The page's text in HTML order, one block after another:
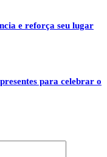
e reforça seu lugar
para celebrar o